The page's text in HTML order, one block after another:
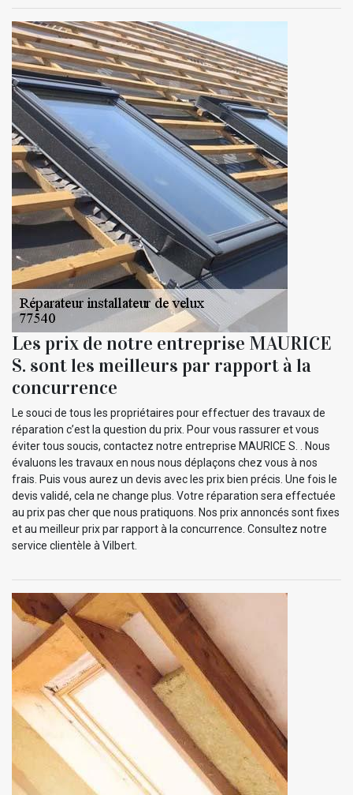
Les prix de notre entreprise MAURICE
S. sont les meilleurs par rapport à la
concurrence
Le souci de tous les propriétaires pour effectuer des travaux de
réparation c’est la question du prix. Pour vous rassurer et vous
éviter tous soucis, contactez notre entreprise MAURICE S. . Nous
évaluons les travaux en nous nous déplaçons chez vous à nos
frais. Puis vous aurez un devis avec les prix bien précis. Une fois le
devis validé, cela ne change plus. Votre réparation sera effectuée
au prix pas cher que nous pratiquons. Nos prix annoncés sont fixes
et au meilleur prix par rapport à la concurrence. Consultez notre
service clientèle à Vilbert.